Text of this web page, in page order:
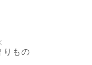
りもの